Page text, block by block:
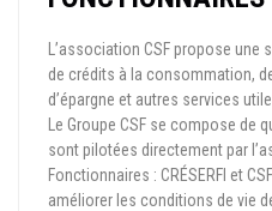
L’association CSF propose
de crédits à la consommation,
d’épargne et autres services
Le Groupe CSF se compose de
sont pilotées directement par
Fonctionnaires : CRÉSERFI et
améliorer les conditions de vie